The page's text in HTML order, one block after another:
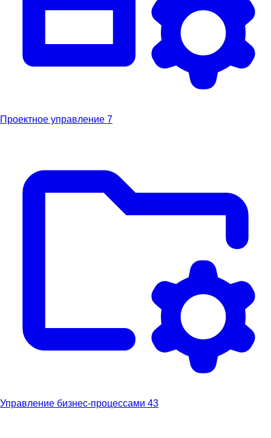
Проектное управление 7
Управление бизнес-процессами 43